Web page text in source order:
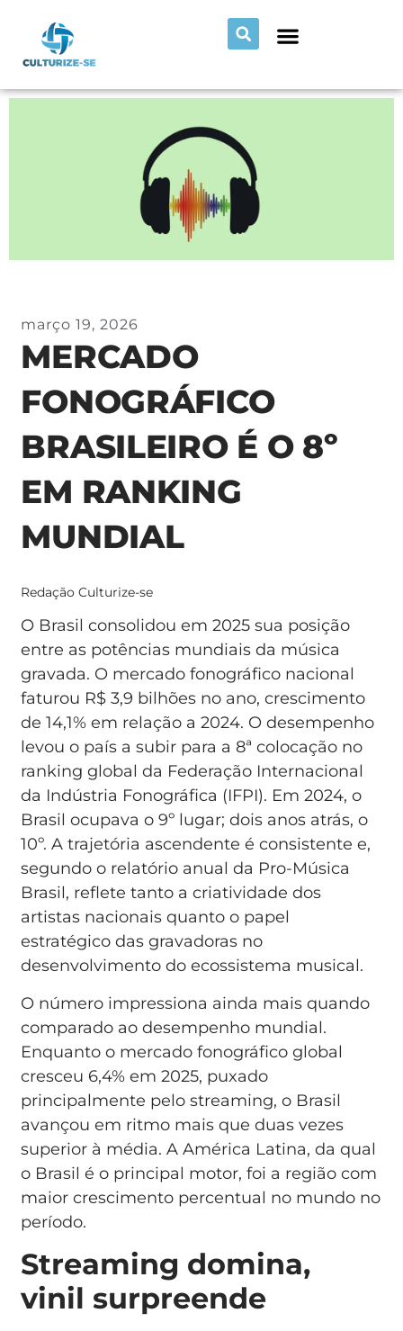
março 19, 2026
MERCADO
FONOGRÁFICO
BRASILEIRO É O 8º
EM RANKING
MUNDIAL
Redação Culturize-se
O Brasil consolidou em 2025 sua posição
entre as potências mundiais da música
gravada. O mercado fonográfico nacional
faturou R$ 3,9 bilhões no ano, crescimento
de 14,1% em relação a 2024. O desempenho
levou o país a subir para a 8ª colocação no
ranking global da Federação Internacional
da Indústria Fonográfica (IFPI). Em 2024, o
Brasil ocupava o 9º lugar; dois anos atrás, o
10º. A trajetória ascendente é consistente e,
segundo o relatório anual da Pro-Música
Brasil, reflete tanto a criatividade dos
artistas nacionais quanto o papel
estratégico das gravadoras no
desenvolvimento do ecossistema musical.
O número impressiona ainda mais quando
comparado ao desempenho mundial.
Enquanto o mercado fonográfico global
cresceu 6,4% em 2025, puxado
principalmente pelo streaming, o Brasil
avançou em ritmo mais que duas vezes
superior à média. A América Latina, da qual
o Brasil é o principal motor, foi a região com
maior crescimento percentual no mundo no
período.
Streaming domina,
vinil surpreende